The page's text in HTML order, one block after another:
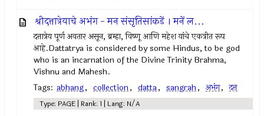
श्रीदत्तात्रेयाचे अभंग - मन संसृतिसांकडें । मनें ल...
दत्तात्रेय पूर्ण अवतार असून, ब्रम्हा, विष्णू आणि महेश यांचे एकत्रीत रूप
आहे.Dattatrya is considered by some Hindus, to be god
who is an incarnation of the Divine Trinity Brahma,
Vishnu and Mahesh.
Tags: abhang, collection, datta, sangrah, अभंग, दत्त
Type: PAGE | Rank: 1 | Lang: N/A